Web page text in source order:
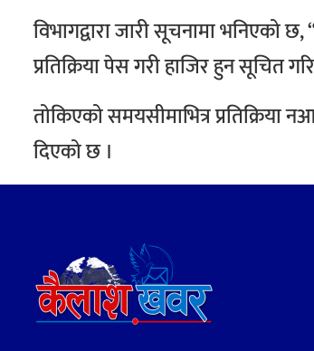
विभागद्वारा जारी सूचनामा भनिएको
प्रतिक्रिया पेस गरी हाजिर हुन सूचित
तोकिएको समयसीमाभित्र
दिएको छ ।